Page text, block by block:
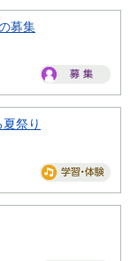
募集
祭り